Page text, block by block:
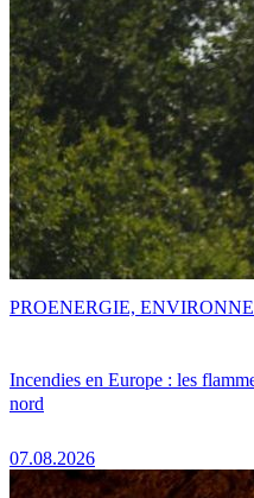
Incendies en Europe : les
nord
07.08.2026
PROENERGIE,